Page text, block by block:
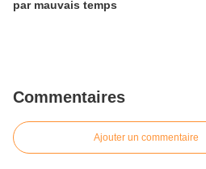
par mauvais temps
Commentaires
Ajouter un commentaire